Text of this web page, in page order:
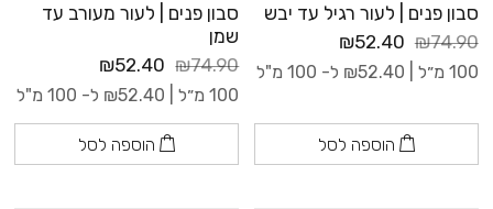
סבון פנים | לעור רגיל עד יבש
₪74.90
₪52.40
100 מ״ל | ₪52.40 ל- 100 מ"ל
הוספה לסל
סבון פנים | לעור מעורב עד
שמן
₪74.90
₪52.40
100 מ״ל | ₪52.40 ל- 100 מ"ל
הוספה לסל